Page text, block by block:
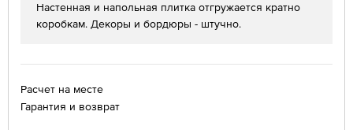
Настенная и напольная плитка отгружается кратно
коробкам. Декоры и бордюры - штучно.
Расчет на месте
Гарантия и возврат